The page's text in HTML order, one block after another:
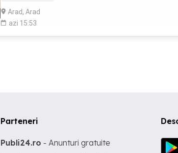
BUTON COMPUTER MARE DE BORD NAVIGATIE
GENERATIE NOUA (MIB2 PQ) cu TOUCHSCREEN
Arad, Arad
azi 15:53
Parteneri
Publi24.ro - Anunturi gratuite